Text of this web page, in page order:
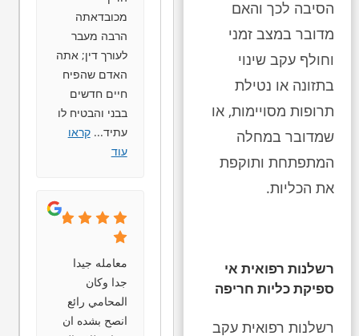
הסיבה לכך והאם
מדובר במצב זמני
וחולף עקב שינוי
בתזונה או נטילת
תרופות מסויימות, או
שמדובר במחלה
המתפתחת ותוקפת
את הכליות.
רשלנות רפואית אי
ספיקת כליות חריפה
רשלנות רפואית עקב
מכובדאתה
הרבה מעבר
לעורך דין; אתה
האדם שהפיח
חיים חדשים
בבני והבטיח לו
עתיד...קראו
עוד
معامله جيدا
جدا وكان
المحامي رائع
انصح بشده ان